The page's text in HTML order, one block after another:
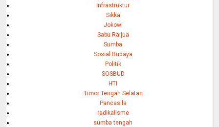
Infrastruktur
Sikka
Jokowi
Sabu Raijua
Sumba
Sosial Budaya
Politik
SOSBUD
HTI
Timor Tengah Selatan
Pancasila
radikalisme
sumba tengah